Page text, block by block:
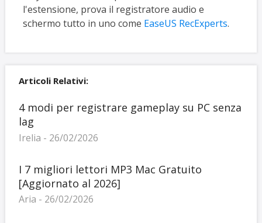
l'estensione, prova il registratore audio e
schermo tutto in uno come EaseUS RecExperts.
Articoli Relativi:
4 modi per registrare gameplay su PC senza
lag
Irelia - 26/02/2026
I 7 migliori lettori MP3 Mac Gratuito
[Aggiornato al 2026]
Aria - 26/02/2026